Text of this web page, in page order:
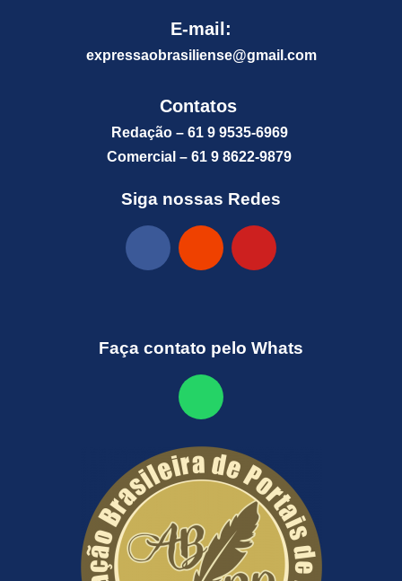
E-mail:
expressaobrasiliense@gmail.com
Contatos
Redação – 61 9 9535-6969
Comercial – 61 9 8622-9879
Siga nossas Redes
Faça contato pelo Whats